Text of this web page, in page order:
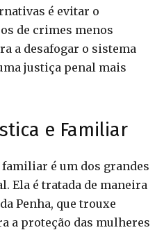
é evitar o
de crimes menos
a desafogar o sistema
justiça penal mais
e Familiar
é um dos grandes
Ela é tratada de maneira
Penha, que trouxe
a proteção das mulheres